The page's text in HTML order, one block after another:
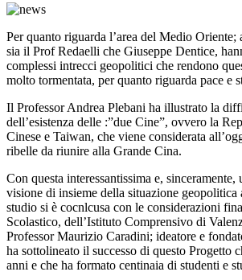
Per quanto riguarda l’area del Medio Oriente;
sia il Prof Redaelli che Giuseppe Dentice,
complessi intrecci geopolitici che rendono
molto tormentata, per quanto riguarda pace e
Il Professor Andrea Plebani ha illustrato la
dell’esistenza delle :”due Cine”, ovvero la
Cinese e Taiwan, che viene considerata
ribelle da riunire alla Grande Cina.
Con questa interessantissima e, sinceramente,
visione di insieme della situazione geopolitica
studio si è cocnlcusa con le considerazioni
Scolastico, dell’Istituto Comprensivo di
Professor Maurizio Caradini; ideatore e
ha sottolineato il successo di questo Progetto
anni e che ha formato centinaia di studenti e